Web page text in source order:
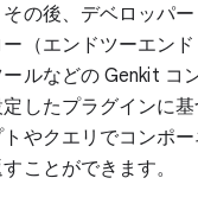
の後、デベロッパ
（エンドツーエン
ルなどの Genkit コ
したプラグインに
やクエリでコンポ
ことができます。